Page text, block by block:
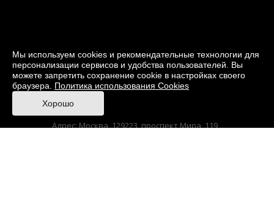
© 2026 Музей кино
При поддержке Министерства культуры РФ
Адрес: Москва, 129223, проспект Мира, 119,
Мы используем cookies и рекомендательные технологии для
персонализации сервисов и удобства пользователей. Вы
можете запретить сохранение cookie в настройках своего
браузера. Политика использования Cookies
Хорошо